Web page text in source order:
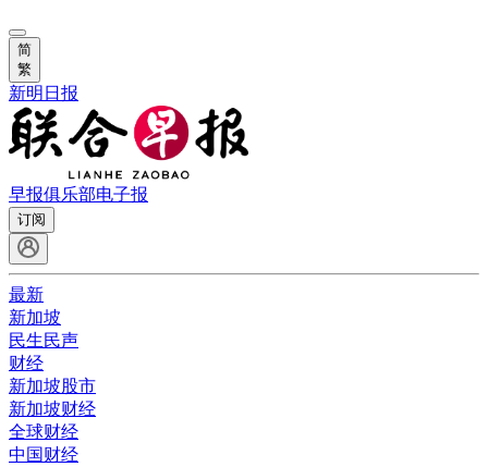
简
繁
新明日报
早报俱乐部电子报
订阅
最新
新加坡
民生民声
财经
新加坡股市
新加坡财经
全球财经
中国财经